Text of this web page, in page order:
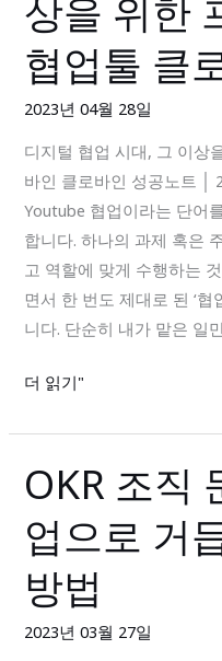
상을 위한
협업툴 클
2023년 04월 28일
디지털 협업 시대, 그 이상
바인 클로바인 성공노트 │
Youtube 협업이라는 단어
합니다. 하나의 과제 혹은
고 역할에 맞게 수행하는
면서 한 번도 제대로 된 ‘
니다. 단순히 내가 맡은 일
털
협
업
그
이
상
을
위
한
프
젝
리
업
툴
클
로
더 읽기"
OKR 조직
업으로 거
방법​
2023년 03월 27일
OKR
조
직
문
화,